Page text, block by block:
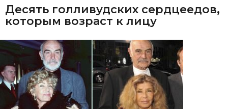
Десять голливудских сердцеедов,
которым возраст к лицу